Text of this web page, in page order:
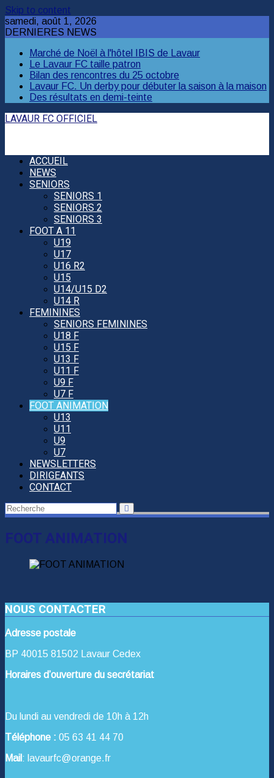
Skip to content
samedi, août 1, 2026
DERNIERES NEWS
Marché de Noël à l'hôtel IBIS de Lavaur
Le Lavaur FC taille patron
Bilan des rencontres du 25 octobre
Lavaur FC. Un derby pour débuter la saison à la maison
Des résultats en demi-teinte
LAVAUR FC OFFICIEL
ACCUEIL
NEWS
SENIORS
SENIORS 1
SENIORS 2
SENIORS 3
FOOT A 11
U19
U17
U16 R2
U15
U14/U15 D2
U14 R
FEMININES
SENIORS FEMININES
U18 F
U15 F
U13 F
U11 F
U9 F
U7 F
FOOT ANIMATION
U13
U11
U9
U7
NEWSLETTERS
DIRIGEANTS
CONTACT
FOOT ANIMATION
NOUS CONTACTER
Adresse postale
BP 40015 81502 Lavaur Cedex
Horaires d’ouverture du secrétariat
Du lundi au vendredi de 10h à 12h
Téléphone : 05 63 41 44 70
Mail : lavaurfc@orange.fr